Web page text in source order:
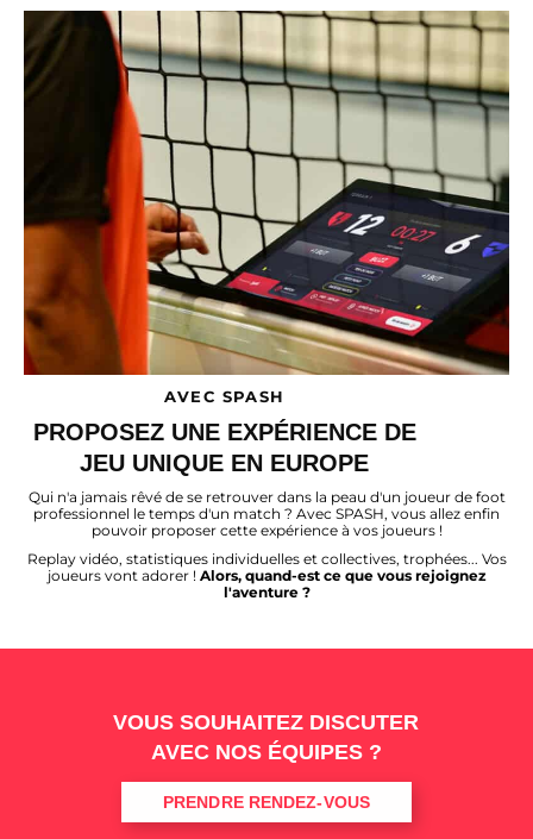
AVEC SPASH
PROPOSEZ UNE EXPÉRIENCE DE
JEU UNIQUE EN EUROPE
Qui n'a jamais rêvé de se retrouver dans la peau d'un joueur de foot
professionnel le temps d'un match ? Avec SPASH, vous allez enfin
pouvoir proposer cette expérience à vos joueurs !
Replay vidéo, statistiques individuelles et collectives, trophées... Vos
joueurs vont adorer ! Alors, quand-est ce que vous rejoignez
l'aventure ?
VOUS SOUHAITEZ DISCUTER
AVEC NOS ÉQUIPES ?
PRENDRE RENDEZ-VOUS